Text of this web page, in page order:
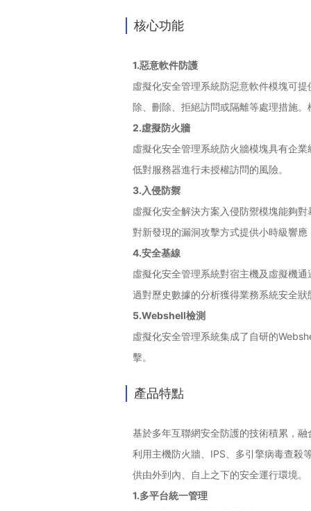
核心功能
1.惡意軟件防護
虛擬化安全管理系統防惡意軟件模塊可
除、刪除、拒絕訪問或隔離等處理措施
2.虛擬防火牆
虛擬化安全管理系統防火牆模塊具有企
低對服務器進行未授權訪問的風險。
3.入侵防禦
虛擬化安全解決方案入侵防禦模塊能夠
對新發現的漏洞攻擊方式提供小時級響
4.安全基線
虛擬化安全管理系統對宿主機及虛擬機
過對歷史數據的分析獲得業務系統安全
5.Webshell檢測
虛擬化安全管理系統集成了自研的
擊。
產品特點
基於多年互聯網安全防護的技術積累，
利用主機防火牆、IPS、多引擎病毒查殺
供由外到內、自上之下的安全運行環境。
1.多平台統一管理